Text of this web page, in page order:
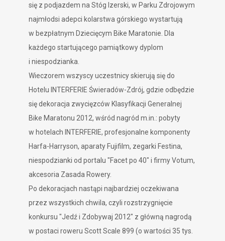
się z podjazdem na Stóg Izerski, w Parku Zdrojowym
najmłodsi adepci kolarstwa górskiego wystartują
w bezpłatnym Dziecięcym Bike Maratonie. Dla
każdego startującego pamiątkowy dyplom
i niespodzianka.
Wieczorem wszyscy uczestnicy skierują się do
Hotelu INTERFERIE Świeradów-Zdrój, gdzie odbędzie
siędekoracja zwycięzców Klasyfikacji Generalnej
Bike Maratonu 2012, wśród nagród m.in.: pobyty
w hotelach INTERFERIE, profesjonalne komponenty
Harfa-Harryson, aparaty Fujifilm, zegarki Festina,
niespodzianki od portalu "Facet po 40" i firmy Votum,
akcesoria Zasada Rowery.
Po dekoracjach nastąpi najbardziej oczekiwana
przez wszystkich chwila, czyli rozstrzygnięcie
konkursu "Jedź i Zdobywaj 2012" z główną nagrodą
w postaci roweru Scott Scale 899 (o wartości 35 tys.